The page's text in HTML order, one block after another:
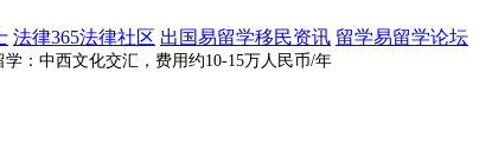
法律365法律社区 出国易留学移民资讯 留学易留学论坛
学：中西文化交汇，费用约10-15万人民币/年